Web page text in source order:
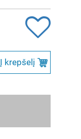
Į krepšelį